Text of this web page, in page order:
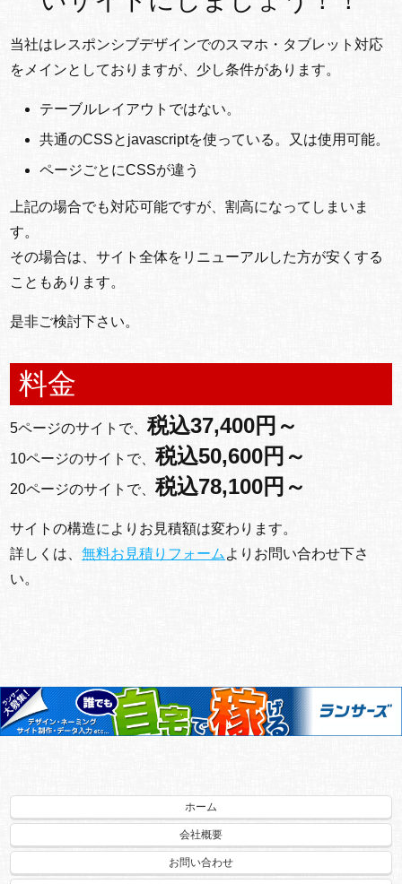
当社はレスポンシブデザインでのスマホ・タブレット対応
をメインとしておりますが、少し条件があります。
テーブルレイアウトではない。
共通のCSSとjavascriptを使っている。又は使用可能。
ページごとにCSSが違う
上記の場合でも対応可能ですが、割高になってしまいま
す。
その場合は、サイト全体をリニューアルした方が安くする
こともあります。
是非ご検討下さい。
料金
5ページのサイトで、税込37,400円～
10ページのサイトで、税込50,600円～
20ページのサイトで、税込78,100円～
サイトの構造によりお見積額は変わります。
詳しくは、無料お見積りフォーム よりお問い合わせ下さ
い。
ホーム
会社概要
お問い合わせ